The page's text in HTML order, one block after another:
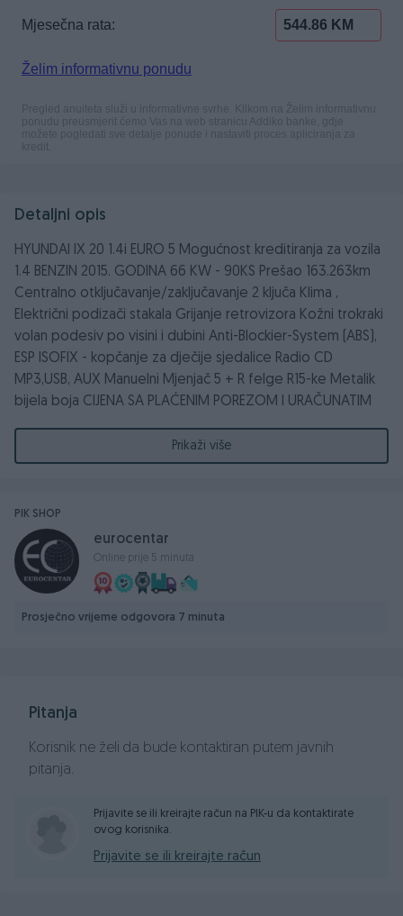
Detaljni opis
HYUNDAI IX 20 1.4i EURO 5 Mogućnost kreditiranja za vozila
1.4 BENZIN 2015. GODINA 66 KW - 90KS Prešao 163.263km
Centralno otključavanje/zaključavanje 2 ključa Klima ,
Električni podizači stakala Grijanje retrovizora Kožni trokraki
volan podesiv po visini i dubini Anti-Blockier-System (ABS),
ESP ISOFIX - kopčanje za dječije sjedalice Radio CD
MP3,USB, AUX Manuelni Mjenjač 5 + R felge R15-ke Metalik
bijela boja CIJENA SA PLAĆENIM POREZOM I URAČUNATIM
pogledati svakim danom od 09:00 pa do17:00 h u našem
prodajnom salonu, koji se nalazi na adresi Ismeta
Tehnoshop-a, u produžetku druga ulica lijevo). Uz kupovinu
vašeg vozila, pružamo Vam mogučnost da za Vas završimo
registraciju po najpovoljnijim uslovima na tržištu... Sve na
jednom mjestu vaš EUROCENTAR Za sva dalja pitanja
stojimo Vam na raspolaganju 062800/800
Prikaži više
PIK SHOP
eurocentar
Online prije 5 minuta
Prosječno vrijeme odgovora 7 minuta
Pitanja
Korisnik ne želi da bude kontaktiran putem javnih
pitanja.
Prijavite se ili kreirajte račun na PIK-u da kontaktirate
ovog korisnika.
Prijavite se ili kreirajte račun